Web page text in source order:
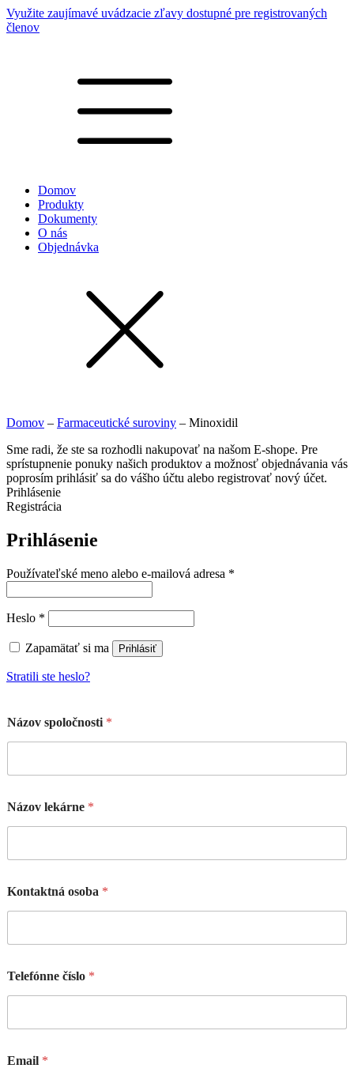
Využite zaujímavé uvádzacie zľavy dostupné pre registrovaných
členov
Domov
Produkty
Dokumenty
O nás
Objednávka
Domov – Farmaceutické suroviny – Minoxidil
Sme radi, že ste sa rozhodli nakupovať na našom E-shope. Pre
sprístupnenie ponuky našich produktov a možnosť objednávania vás
poprosím prihlásiť sa do vášho účtu alebo registrovať nový účet.
Prihlásenie
Registrácia
Prihlásenie
Používateľské meno alebo e-mailová adresa *
Heslo *
Zapamätať si ma Prihlásiť
Stratili ste heslo?
Názov spoločnosti *
Názov lekárne *
Kontaktná osoba *
Telefónne číslo *
Email *